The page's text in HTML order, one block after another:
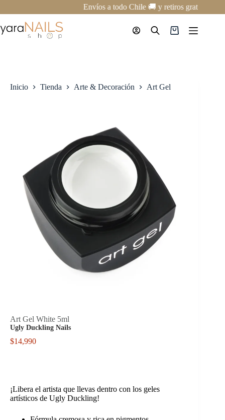
al
contenido
Envíos a todo Chile 🚚 y retiros gratis en
Carro
Inicio Tienda Arte & Decoración Art Gel
Art Gel White 5ml
Ugly Duckling Nails
$14,990
¡Libera el artista que llevas dentro con los geles
artísticos de Ugly Duckling!